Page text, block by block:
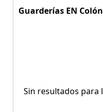
Guarderías EN
Sin resultados para